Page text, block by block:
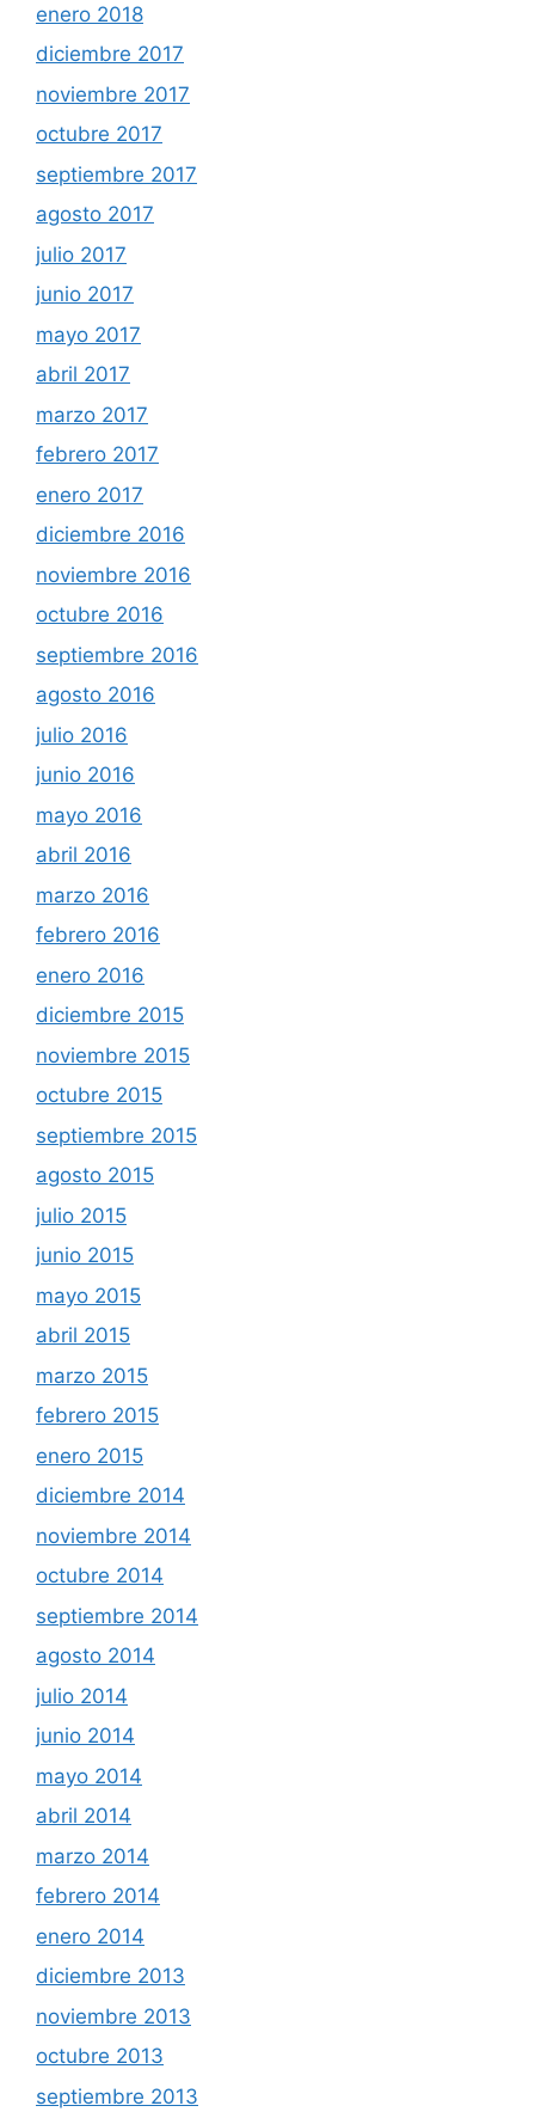
enero 2018
diciembre 2017
noviembre 2017
octubre 2017
septiembre 2017
agosto 2017
julio 2017
junio 2017
mayo 2017
abril 2017
marzo 2017
febrero 2017
enero 2017
diciembre 2016
noviembre 2016
octubre 2016
septiembre 2016
agosto 2016
julio 2016
junio 2016
mayo 2016
abril 2016
marzo 2016
febrero 2016
enero 2016
diciembre 2015
noviembre 2015
octubre 2015
septiembre 2015
agosto 2015
julio 2015
junio 2015
mayo 2015
abril 2015
marzo 2015
febrero 2015
enero 2015
diciembre 2014
noviembre 2014
octubre 2014
septiembre 2014
agosto 2014
julio 2014
junio 2014
mayo 2014
abril 2014
marzo 2014
febrero 2014
enero 2014
diciembre 2013
noviembre 2013
octubre 2013
septiembre 2013